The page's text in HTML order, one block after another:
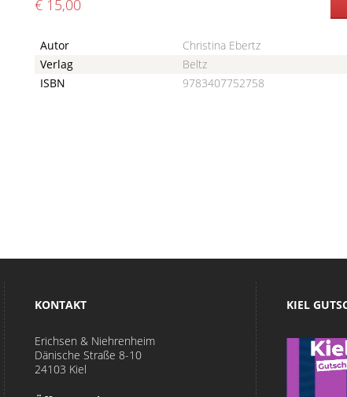
€ 15,00
Autor
Christina Ebertz
Verlag
Beltz
ISBN
9783407752758
KIEL
KONTAKT
Erichsen & Niehrenheim
Dänische Straße 8-10
24103 Kiel